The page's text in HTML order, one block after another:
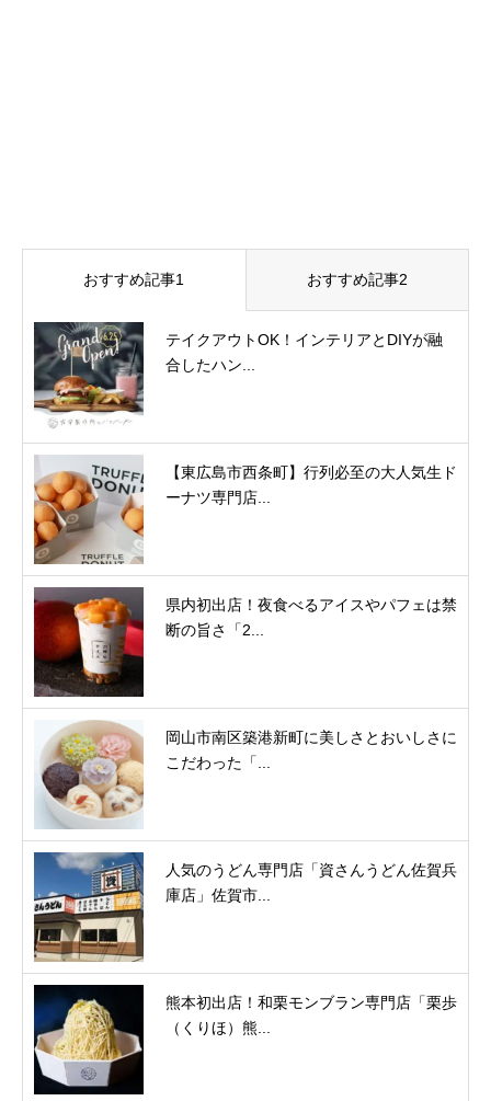
おすすめ記事1 おすすめ記事2
テイクアウトOK！インテリアとDIYが融
合したハン...
【東広島市西条町】行列必至の大人気生ド
ーナツ専門店...
県内初出店！夜食べるアイスやパフェは禁
断の旨さ「2...
岡山市南区築港新町に美しさとおいしさに
こだわった「...
人気のうどん専門店「資さんうどん佐賀兵
庫店」佐賀市...
熊本初出店！和栗モンブラン専門店「栗歩
（くりほ）熊...